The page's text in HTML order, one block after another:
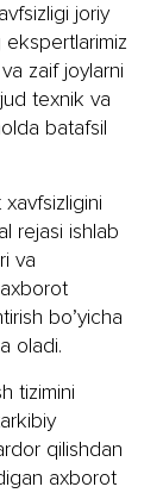
joriy
ekspertlarimiz
zaif joylarni
texnik va
batafsil
rejasi ishlab
va
bo’yicha
oladi.
tizimini
qilishdan
axborot